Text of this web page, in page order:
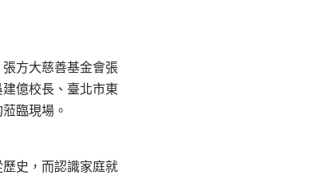
方大慈善基金會張
億校長、臺北市東
臨現場。
史，而認識家庭就